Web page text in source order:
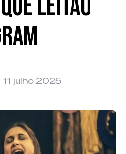
Leitão
11 julho 2025